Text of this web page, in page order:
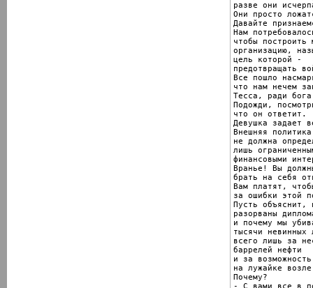
разве они
Они просто
Давайте
Нам
чтобы построить
организацию,
цель которой -
предотвращать
Все пошло
что нам нечем
Тесса, ради
Подожди,
что он ответит.
Девушка задает
Внешняя
не должна
лишь
финансовыми
Вранье! Вы
брать на себя
Вам платят,
за ошибки этой
Пусть объяснит,
разорваны
и почему мы
тысячи невинных
всего лишь за
баррелей нефти
и за
на лужайке
Почему?
- С вами все в